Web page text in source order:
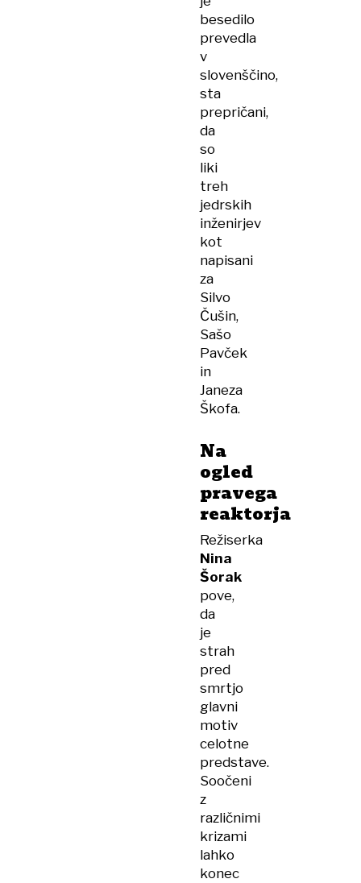
besedilo
prevedla
v
slovenščino,
sta
prepričani,
da
so
liki
treh
jedrskih
inženirjev
kot
napisani
za
Silvo
Čušin,
Sašo
Pavček
in
Janeza
Škofa.
Na
ogled
pravega
reaktorja
Režiserka
Nina
Šorak
pove,
da
je
strah
pred
smrtjo
glavni
motiv
celotne
predstave.
Soočeni
z
različnimi
krizami
lahko
konec